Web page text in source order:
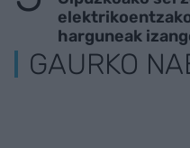
harguneak
GAURKO